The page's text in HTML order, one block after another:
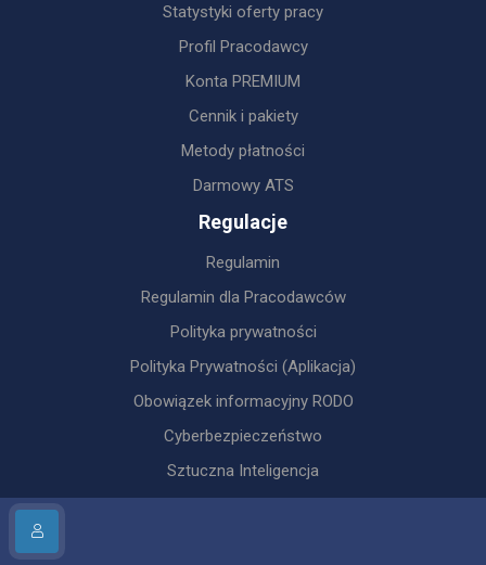
Statystyki oferty pracy
Profil Pracodawcy
Konta PREMIUM
Cennik i pakiety
Metody płatności
Darmowy ATS
Regulacje
Regulamin
Regulamin dla Pracodawców
Polityka prywatności
Polityka Prywatności (Aplikacja)
Obowiązek informacyjny RODO
Cyberbezpieczeństwo
Sztuczna Inteligencja